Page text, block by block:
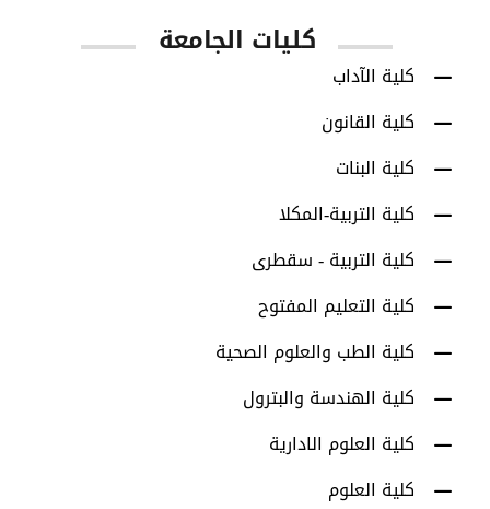
كليات الجامعة
كلية الآداب
كلية القانون
كلية البنات
كلية التربية-المكلا
كلية التربية - سقطرى
كلية التعليم المفتوح
كلية الطب والعلوم الصحية
كلية الهندسة والبترول
كلية العلوم الادارية
كلية العلوم